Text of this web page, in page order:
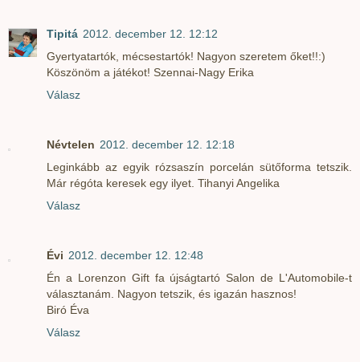
Tipitá 2012. december 12. 12:12
Gyertyatartók, mécsestartók! Nagyon szeretem őket!!:)
Köszönöm a játékot! Szennai-Nagy Erika
Válasz
Névtelen 2012. december 12. 12:18
Leginkább az egyik rózsaszín porcelán sütőforma tetszik.
Már régóta keresek egy ilyet. Tihanyi Angelika
Válasz
Évi 2012. december 12. 12:48
Én a Lorenzon Gift fa újságtartó Salon de L'Automobile-t
választanám. Nagyon tetszik, és igazán hasznos!
Biró Éva
Válasz